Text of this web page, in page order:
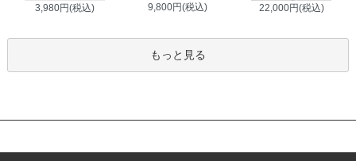
3,980円(税込) 9,800円(税込) 22,000円(税込)
もっと見る